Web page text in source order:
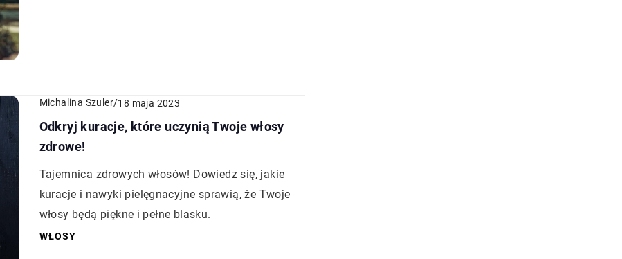
Michalina Szuler/18 maja 2023
Odkryj kuracje, które uczynią Twoje włosy
zdrowe!
Tajemnica zdrowych włosów! Dowiedz się, jakie
kuracje i nawyki pielęgnacyjne sprawią, że Twoje
włosy będą piękne i pełne blasku.
WŁOSY